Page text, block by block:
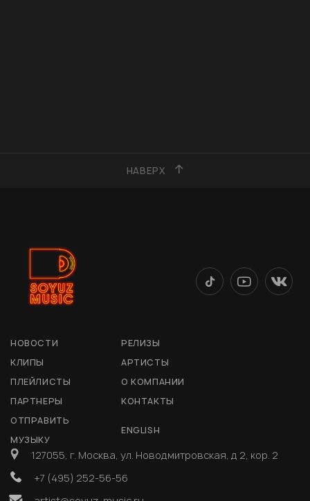
НАВЕРХ
НОВОСТИ
РЕЛИЗЫ
КЛИПЫ
АРТИСТЫ
ПЛЕЙЛИСТЫ
О КОМПАНИИ
ПАРТНЕРЫ
КОНТАКТЫ
ОТПРАВИТЬ
МУЗЫКУ
ENGLISH
127055, г. Москва, ул. Новодмитровская, д 2, кор. 2
+7 (495) 252-56-56